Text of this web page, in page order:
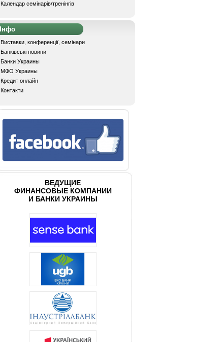
Календар семінарів/тренінгів
Інфо
Виставки, конференції, семінари
Банківські новини
Банки Украины
МФО Украины
Кредит онлайн
Контакти
ВЕДУЩИЕ
ФИНАНСОВЫЕ КОМПАНИИ
И БАНКИ УКРАИНЫ